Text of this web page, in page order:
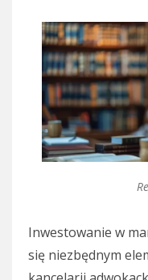
Inwestowanie w
się niezbędnym